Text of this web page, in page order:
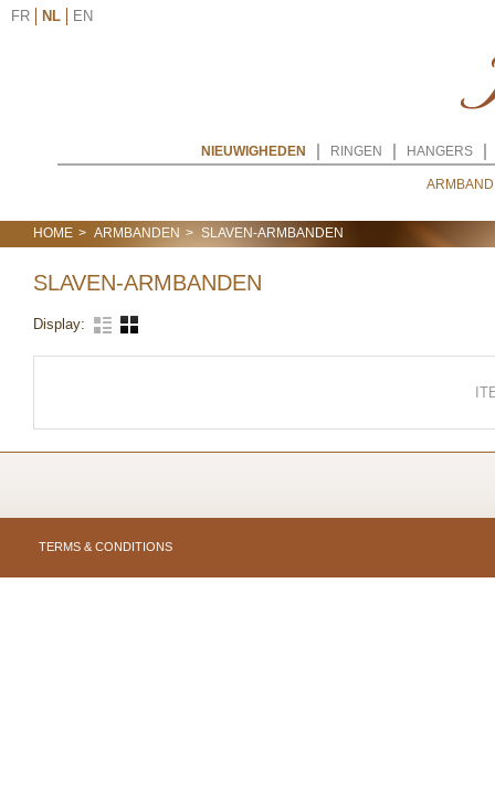
FR NL EN
NIEUWIGHEDEN RINGEN HANGERS
HOME ARMBANDEN SLAVEN-ARMBANDEN
SLAVEN-ARMBANDEN
Display:
TERMS & CONDITIONS